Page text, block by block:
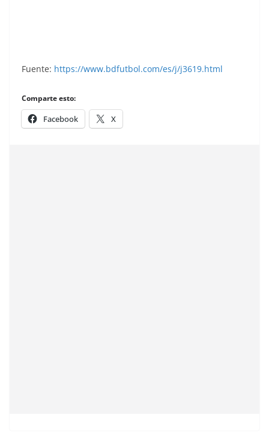
Fuente: https://www.bdfutbol.com/es/j/j3619.html
Comparte esto:
Facebook X